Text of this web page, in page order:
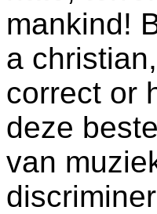
mankind!
a
correct or
deze
van